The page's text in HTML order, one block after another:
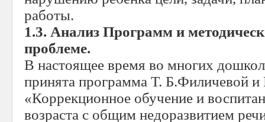
работы.
1.3. Анализ Программ и
проблеме.
В настоящее время во многих
принята программа Т. Б.Филичевой
«Коррекционное обучение и
возраста с общим недоразвитием